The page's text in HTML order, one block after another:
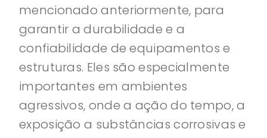
mencionado anteriormente, para
garantir a durabilidade e a
confiabilidade de equipamentos e
estruturas. Eles são especialmente
importantes em ambientes
agressivos, onde a ação do tempo, a
exposição a substâncias corrosivas e